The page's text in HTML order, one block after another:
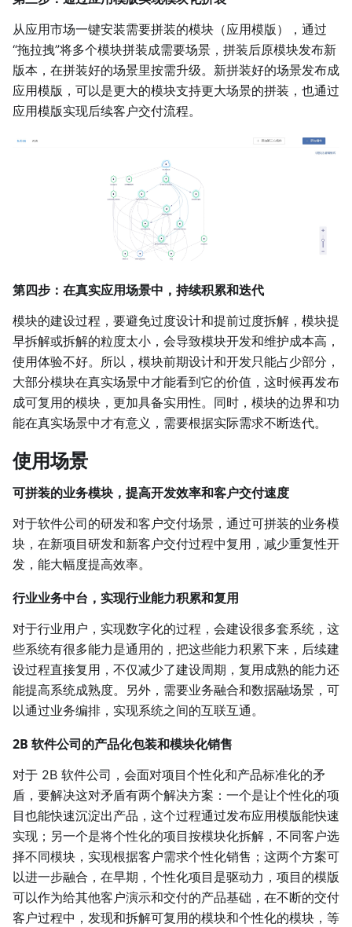
从应用市场一键安装需要拼装的模块（应用模版），通过
“拖拉拽”将多个模块拼装成需要场景，拼装后原模块发布新
版本，在拼装好的场景里按需升级。新拼装好的场景发布成
应用模版，可以是更大的模块支持更大场景的拼装，也通过
应用模版实现后续客户交付流程。
第四步：在真实应用场景中，持续积累和迭代
模块的建设过程，要避免过度设计和提前过度拆解，模块提
早拆解或拆解的粒度太小，会导致模块开发和维护成本高，
使用体验不好。所以，模块前期设计和开发只能占少部分，
大部分模块在真实场景中才能看到它的价值，这时候再发布
成可复用的模块，更加具备实用性。同时，模块的边界和功
能在真实场景中才有意义，需要根据实际需求不断迭代。
使用场景
可拼装的业务模块，提高开发效率和客户交付速度
对于软件公司的研发和客户交付场景，通过可拼装的业务模
块，在新项目研发和新客户交付过程中复用，减少重复性开
发，能大幅度提高效率。
行业业务中台，实现行业能力积累和复用
对于行业用户，实现数字化的过程，会建设很多套系统，这
些系统有很多能力是通用的，把这些能力积累下来，后续建
设过程直接复用，不仅减少了建设周期，复用成熟的能力还
能提高系统成熟度。另外，需要业务融合和数据融场景，可
以通过业务编排，实现系统之间的互联互通。
2B 软件公司的产品化包装和模块化销售
对于 2B 软件公司，会面对项目个性化和产品标准化的矛
盾，要解决这对矛盾有两个解决方案：一个是让个性化的项
目也能快速沉淀出产品，这个过程通过发布应用模版能快速
实现；另一个是将个性化的项目按模块化拆解，不同客户选
择不同模块，实现根据客户需求个性化销售；这两个方案可
以进一步融合，在早期，个性化项目是驱动力，项目的模版
可以作为给其他客户演示和交付的产品基础，在不断的交付
客户过程中，发现和拆解可复用的模块和个性化的模块，等